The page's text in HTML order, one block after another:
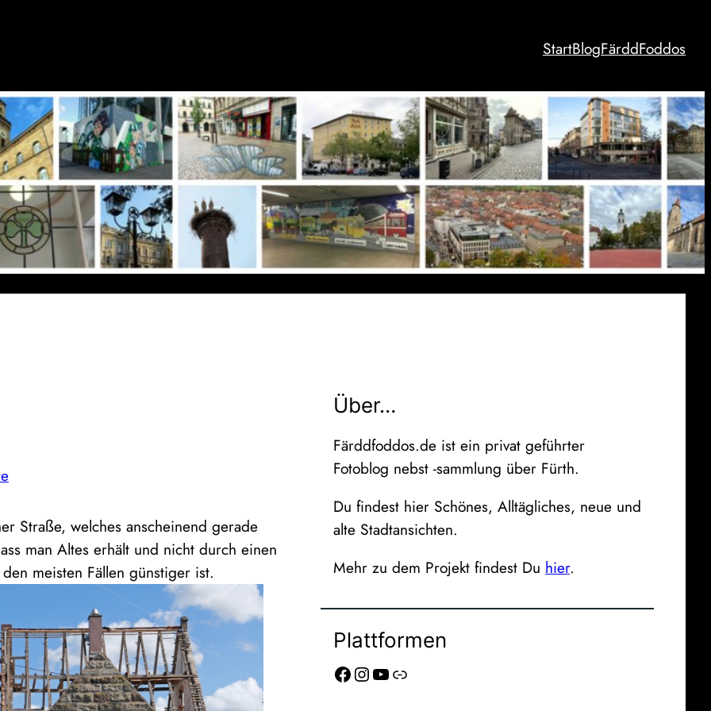
StartBlogFärddFoddos
Straße, welches anscheinend gerade
man Altes erhält und nicht durch einen
meisten Fällen günstiger ist.
Über…
Färddfoddos.de ist ein privat geführter
Fotoblog nebst -sammlung über Fürth.
Du findest hier Schönes, Alltägliches, neue und
alte Stadtansichten.
Mehr zu dem Projekt findest Du hier.
Plattformen
Facebook Instagram YouTube Link